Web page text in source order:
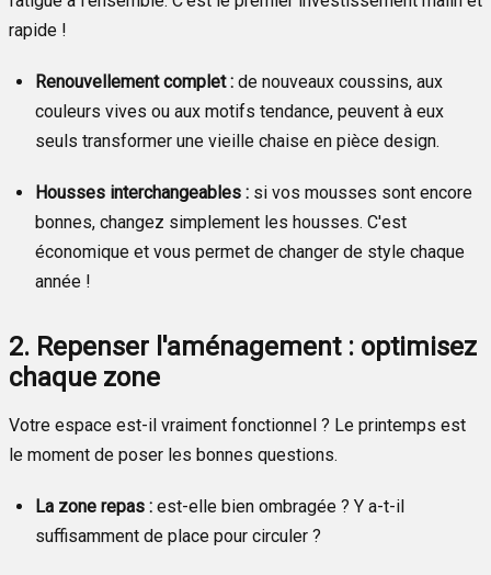
rapide !
Renouvellement complet : de nouveaux coussins, aux
couleurs vives ou aux motifs tendance, peuvent à eux
seuls transformer une vieille chaise en pièce design.
Housses interchangeables : si vos mousses sont encore
bonnes, changez simplement les housses. C'est
économique et vous permet de changer de style chaque
année !
2. Repenser l'aménagement : optimisez
chaque zone
Votre espace est-il vraiment fonctionnel ? Le printemps est
le moment de poser les bonnes questions.
La zone repas : est-elle bien ombragée ? Y a-t-il
suffisamment de place pour circuler ?